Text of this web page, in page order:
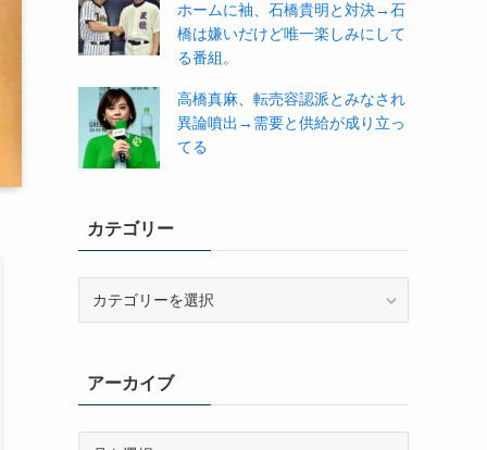
ホームに袖、石橋貴明と対決→石
橋は嫌いだけど唯一楽しみにして
る番組。
高橋真麻、転売容認派とみなされ
異論噴出→需要と供給が成り立っ
てる
カテゴリー
ーアーカイブ